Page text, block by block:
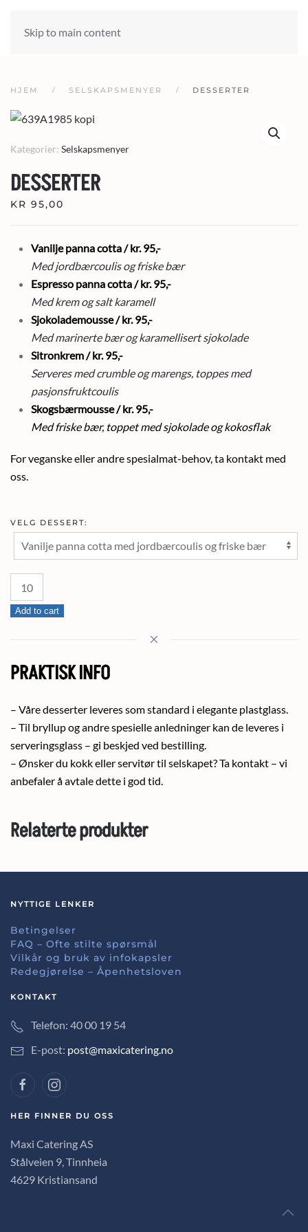
Skip to main content
HJEM SELSKAPSMENYER DESSERTER
Kategorier: Selskapsmenyer
DESSERTER
KR 95,00
Vanilje panna cotta / kr. 95,-
Med jordbærcoulis og friske bær
Espresso panna cotta / kr. 95,-
Med krem og salt karamell
Sjokolademousse / kr. 95,-
Med marinerte bær og karamellisert sjokolade
Sitronkrem / kr. 95,-
Serveres med crumble og marengs, toppes med
pasjonsfruktcoulis
Skogsbærmousse / kr. 95,-
Med friske bær, toppet med sjokolade og kokosflak
For veganske eller andre spesialmat-behov, ta kontakt med
oss.
VELG DESSERT:
Desserter
quantity
Add to cart
PRAKTISK INFO
– Våre desserter leveres som standard i elegante plastglass.
– Til bryllup og andre spesielle anledninger kan de leveres i
serveringsglass – gi beskjed ved bestilling.
– Ønsker du kokk eller servitør til selskapet? Ta kontakt – vi
anbefaler å avtale dette i god tid.
Relaterte produkter
NYTTIGE LENKER
Betingelser
FAQ – Ofte stilte spørsmål
Vilkår og bruk av infokapsler
Redegjørelse – Åpenhetsloven
KONTAKT
Telefon: 40 00 19 54
E-post: post@maxicatering.no
HER FINNER DU OSS
Maxi Catering AS
Stålveien 9, Tinnheia
4629 Kristiansand